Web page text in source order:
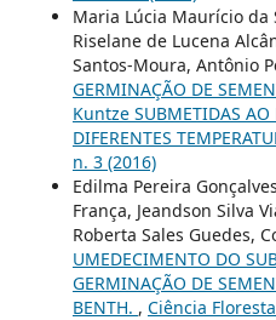
Maria Lúcia Maurício da
Riselane de Lucena
Santos-Moura, Antônio
GERMINAÇÃO DE
Kuntze SUBMETIDAS AO
DIFERENTES
n. 3 (2016)
Edilma Pereira
França, Jeandson Silva
Roberta Sales Guedes,
UMEDECIMENTO DO
GERMINAÇÃO DE
BENTH. , Ciência